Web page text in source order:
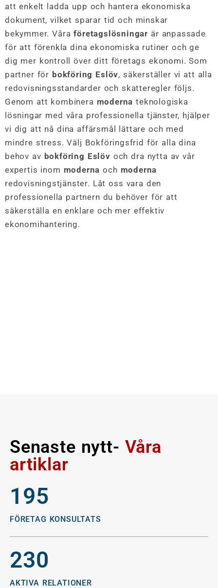
att enkelt ladda upp och hantera ekonomiska
dokument, vilket sparar tid och minskar
bekymmer. Våraföretagslösningar är anpassade
för att förenkla dina ekonomiska rutiner och ge
dig mer kontroll över ditt företags ekonomi. Som
partner för bokföring Eslöv, säkerställer vi att alla
redovisningsstandarder och skatteregler följs.
Genom att kombinera moderna teknologiska
lösningar med våra professionella tjänster, hjälper
vi dig att nå dina affärsmål lättare och med
mindre stress. Välj Bokföringsfrid för alla dina
behov av bokföring Eslöv och dra nytta av vår
expertis inom moderna och moderna
redovisningstjänster. Låt oss vara den
professionella partnern du behöver för att
säkerställa en enklare och mer effektiv
ekonomihantering.
Senaste nytt- Våra
artiklar
195
FÖRETAG KONSULTATS
230
AKTIVA RELATIONER